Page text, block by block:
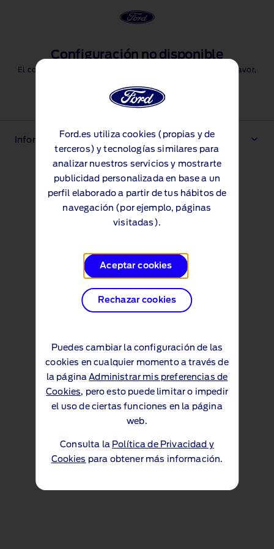
Configuración no disponible
El configurador no está disponible en este momento. Por favor,
Iniciar diseño
Información legal importante
Ford.es utiliza cookies (propias y de
terceros) y tecnologías similares para
analizar nuestros servicios y mostrarte
publicidad personalizada en base a un
perfil elaborado a partir de tus hábitos de
navegación (por ejemplo, páginas
visitadas).
Aceptar cookies
Rechazar cookies
Puedes cambiar la configuración de las
cookies en cualquier momento a través de
la páginaAdministrar mis preferencias de
Cookies, pero esto puede limitar o impedir
el uso de ciertas funciones en la página
web.
Consulta la Política de Privacidad y
Cookies para obtener más información.